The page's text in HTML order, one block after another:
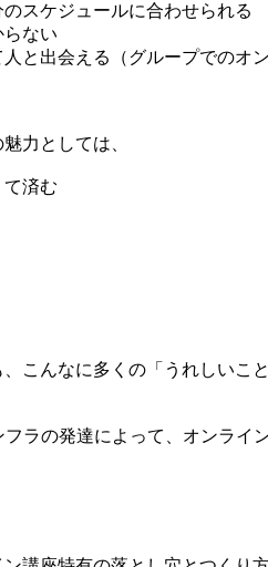
スケジュールに合わせられる
らない
と出会える（グループでのオ
力としては、
て済む
こんなに多くの「うれしいこ
ラの発達によって、オンライ